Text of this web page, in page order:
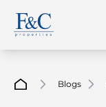
Blogs